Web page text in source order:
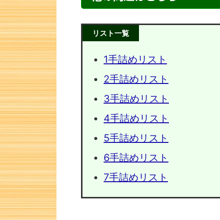
リスト一覧
1手詰めリスト
2手詰めリスト
3手詰めリスト
4手詰めリスト
5手詰めリスト
6手詰めリスト
7手詰めリスト
次の一手問題・7